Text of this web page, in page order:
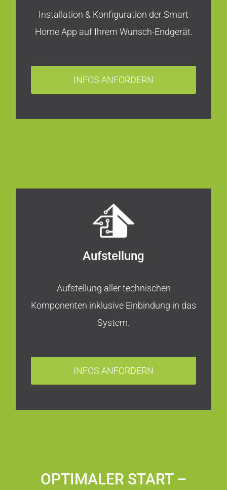
Installation & Konfiguration der Smart
Home App auf Ihrem Wunsch-Endgerät.
INFOS ANFORDERN
Aufstellung
Aufstellung aller technischen
Komponenten inklusive Einbindung in das
System.
INFOS ANFORDERN
OPTIMALER START –